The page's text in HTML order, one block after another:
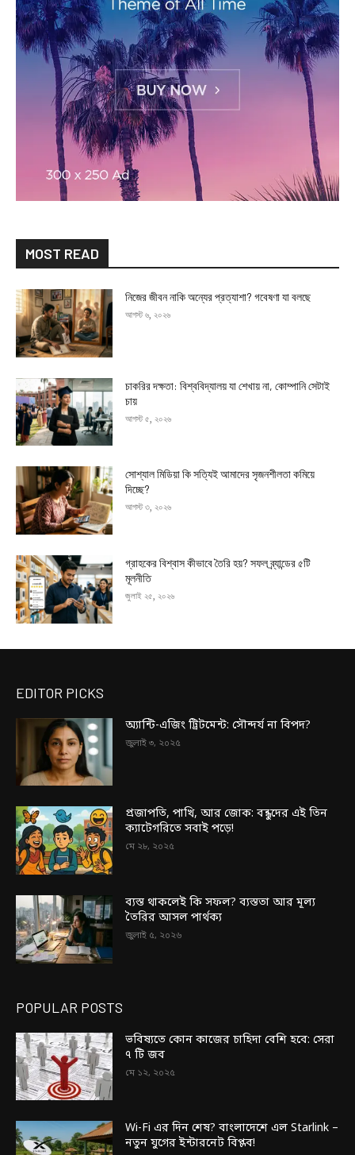
MOST READ
নিজের জীবন নাকি অন্যের প্রত্যাশা? গবেষণা যা বলছে
আগস্ট ৬, ২০২৬
চাকরির দক্ষতা: বিশ্ববিদ্যালয় যা শেখায় না, কোম্পানি সেটাই
চায়
আগস্ট ৫, ২০২৬
সোশ্যাল মিডিয়া কি সত্যিই আমাদের সৃজনশীলতা কমিয়ে
দিচ্ছে?
আগস্ট ৩, ২০২৬
গ্রাহকের বিশ্বাস কীভাবে তৈরি হয়? সফল ব্র্যান্ডের ৫টি
মূলনীতি
জুলাই ২৫, ২০২৬
EDITOR PICKS
অ্যান্টি-এজিং ট্রিটমেন্ট: সৌন্দর্য না বিপদ?
জুলাই ৩, ২০২৫
প্রজাপতি, পাখি, আর জোক: বন্ধুদের এই তিন
ক্যাটেগরিতে সবাই পড়ে!
মে ২৮, ২০২৫
ব্যস্ত থাকলেই কি সফল? ব্যস্ততা আর মূল্য
তৈরির আসল পার্থক্য
জুলাই ৫, ২০২৬
POPULAR POSTS
ভবিষ্যতে কোন কাজের চাহিদা বেশি হবে: সেরা
৭ টি জব
মে ১২, ২০২৫
Wi-Fi এর দিন শেষ? বাংলাদেশে এল Starlink –
নতুন যুগের ইন্টারনেট বিপ্লব!